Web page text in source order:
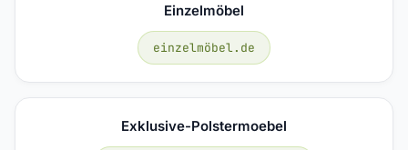
Einzelmöbel
einzelmöbel.de
Exklusive-Polstermoebel